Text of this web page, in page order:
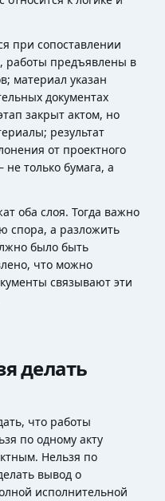
при сопоставлении
работы предъявлены в
материал указан
документах
закрыт актом, но
результат
от проектного
только бумага, а
оба слоя. Тогда важно
спора, а разложить
было быть
что можно
связывают эти
делать
что работы
по одному акту
Нельзя по
вывод о
исполнительной